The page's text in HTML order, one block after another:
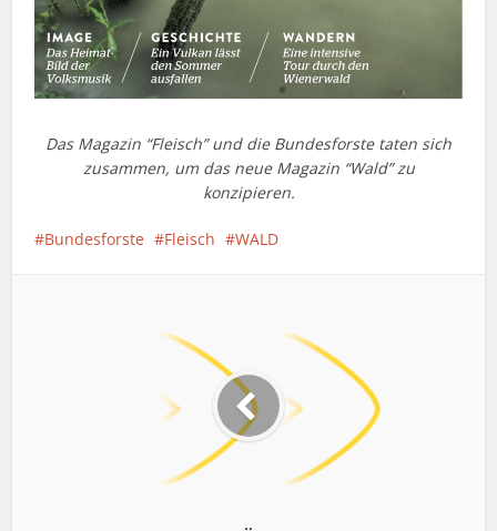
Das Magazin “Fleisch” und die Bundesforste taten sich
zusammen, um das neue Magazin “Wald” zu
konzipieren.
Bundesforste Fleisch WALD